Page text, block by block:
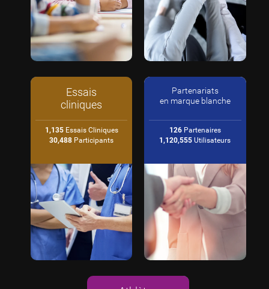
Essais
cliniques
1,135Essais Cliniques
30,488 Participants
Partenariats
en marque blanche
126Partenaires
1,120,555 Utilisateurs